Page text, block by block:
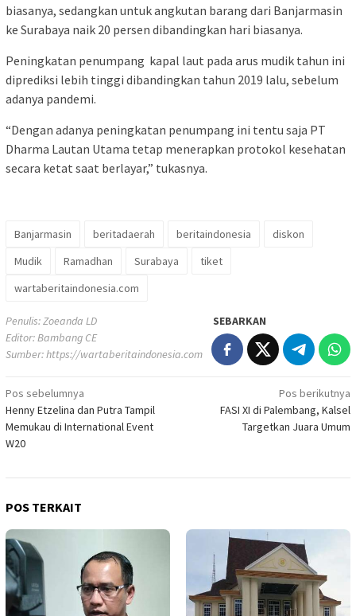
biasanya, sedangkan untuk angkutan barang dari Banjarmasin
ke Surabaya naik 20 persen dibandingkan hari biasanya.
Peningkatan penumpang kapal laut pada arus mudik tahun ini
diprediksi lebih tinggi dibandingkan tahun 2019 lalu, sebelum
adanya pandemi.
“Dengan adanya peningkatan penumpang ini tentu saja PT
Dharma Lautan Utama tetap menerapkan protokol kesehatan
secara ketat saat berlayar,” tukasnya.
Banjarmasin beritadaerah beritaindonesia
diskon
Mudik
Ramadhan Surabaya
tiket
wartaberitaindonesia.com
Penulis: Zoeanda LD
Editor: Bambang CE
Sumber:https://wartaberitaindonesia.com
SEBARKAN
Navigasi
pos
Pos sebelumnya
Henny Etzelina dan Putra Tampil
Memukau di International Event
W20
Pos berikutnya
FASI XI di Palembang, Kalsel
Targetkan Juara Umum
POS TERKAIT